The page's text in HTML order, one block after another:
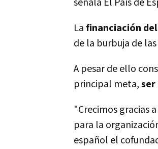
Lafinanciación
de la burbuja de
A pesar de ello
principal meta,
"Crecimos gracias
para la
español el